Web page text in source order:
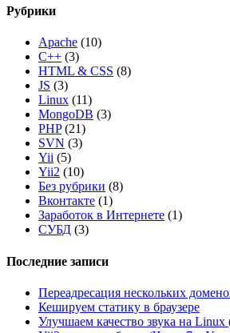
Рубрики
Apache (10)
C++ (3)
HTML & CSS (8)
JS (3)
Linux (11)
MongoDB (3)
PHP(21)
SVN (3)
Yii (5)
Yii2 (10)
Без рубрики (8)
Вконтакте (1)
Заработок в Интернете (1)
СУБД (3)
Последние записи
Переадресация нескольких
Кешируем статику в браузере
Улучшаем качество звука на Linux